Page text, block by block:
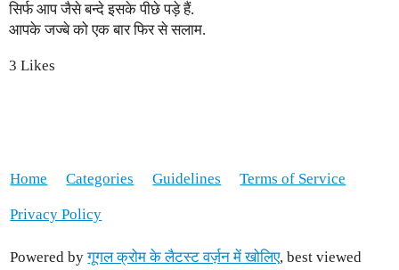
सिर्फ आप जैसे बन्दे इसके पीछे पड़े हैं.
आपके जज्बे को एक बार फिर से सलाम.
3 Likes
Home Categories Guidelines Terms of Service
Privacy Policy
Powered byगूगल क्रोम के लैटस्ट वर्ज़न में खोलिए, best viewed